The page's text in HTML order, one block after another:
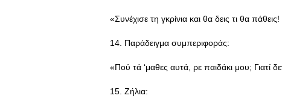
«Συνέχισε τη γκρίνια και θα δεις τι θα
14. Παράδειγμα συμπεριφοράς:
«Πού τά ‘μαθες αυτά, ρε παιδάκι μου; Γιατί
15. Ζήλια: